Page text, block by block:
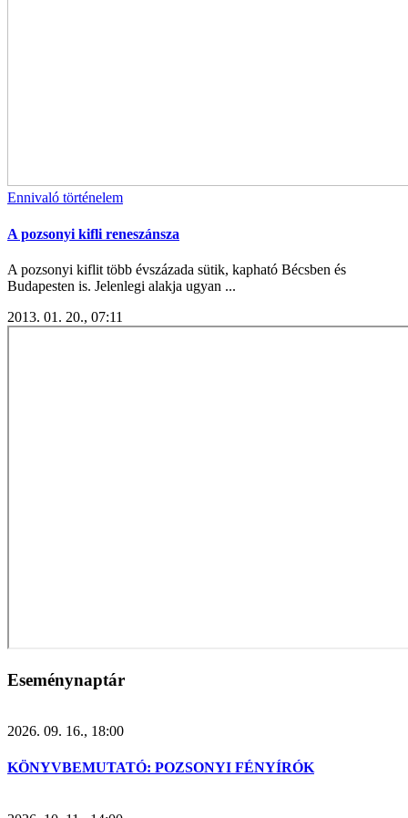
Ennivaló történelem
A pozsonyi kifli reneszánsza
A pozsonyi kiflit több évszázada sütik, kapható Bécsben és
Budapesten is. Jelenlegi alakja ugyan ...
2013. 01. 20., 07:11
Eseménynaptár
2026. 09. 16., 18:00
KÖNYVBEMUTATÓ: POZSONYI FÉNYÍRÓK